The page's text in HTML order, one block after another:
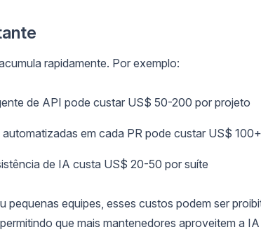
rapidamente. Por exemplo:
de API pode custar US$ 50-200 por projeto
em cada PR pode custar US$
de IA custa US$ 20-50 por suíte
pequenas equipes, esses custos podem ser
que mais mantenedores aproveitem a